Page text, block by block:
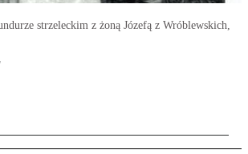
strzeleckim z żoną Józefą z Wróblewskich,